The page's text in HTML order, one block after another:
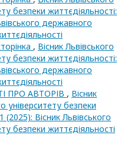
безпеки життєдіяльності:
державного
, Вісник Львівського
безпеки життєдіяльності:
державного
ПРО АВТОРІВ , Вісник
університету безпеки
Вісник Львівського
безпеки життєдіяльності